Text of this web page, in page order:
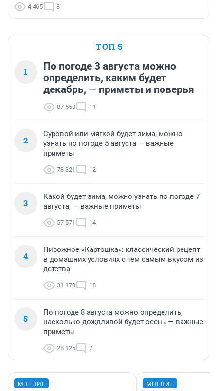
4 465 8
ТОП 5
1
По погоде 3 августа можно
определить, каким будет
декабрь, — приметы и поверья
87 550 11
2
Суровой или мягкой будет зима, можно
узнать по погоде 5 августа — важные
приметы
78 321 12
3
Какой будет зима, можно узнать по погоде 7
августа, — важные приметы
57 571 14
4
Пирожное «Картошка»: классический рецепт
в домашних условиях с тем самым вкусом из
детства
31 170 18
5
По погоде 8 августа можно определить,
насколько дождливой будет осень — важные
приметы
28 125 7
МНЕНИЕ МНЕНИЕ